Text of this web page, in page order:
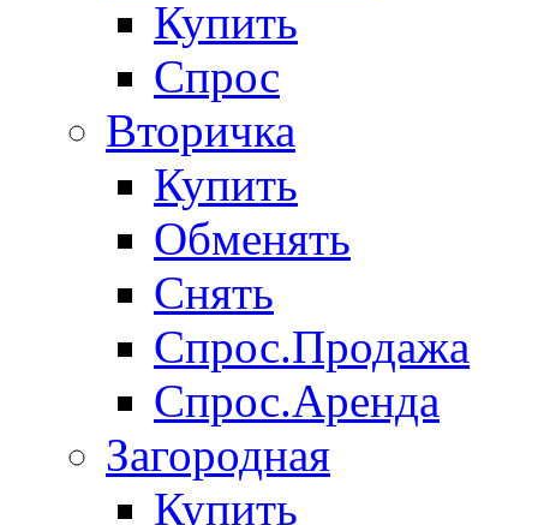
Купить
Спрос
Вторичка
Купить
Обменять
Снять
Спрос.Продажа
Спрос.Аренда
Загородная
Купить